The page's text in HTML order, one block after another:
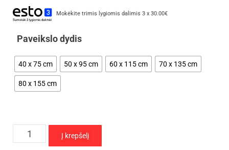
Mokėkite trimis lygiomis dalimis 3 x 30.00€
Paveikslo dydis
40 x 75 cm 50 x 95 cm 60 x 115 cm 70 x 135 cm
80 x 155 cm
Į krepšelį